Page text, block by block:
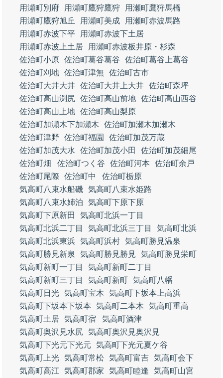
用瀬町別府
用瀬町鷹狩鷹狩
用瀬町鷹狩馬橋
用瀬町鷹狩旭丘
用瀬町美成
用瀬町赤波馬路
用瀬町赤波下平
用瀬町赤波下土居
用瀬町赤波上土居
用瀬町赤波板井原・杉森
佐治町小原 佐治町葛谷葛谷
佐治町葛谷上葛谷
佐治町刈地 佐治町津無 佐治町古市
佐治町大井大井 佐治町大井上大井 佐治町森坪
佐治町高山渕尻 佐治町高山前地 佐治町高山西谷
佐治町高山上地 佐治町高山梨原
佐治町加瀬木下加瀬木
佐治町加瀬木加瀬木
佐治町津野
佐治町福園
佐治町加茂万蔵
佐治町加茂大水
佐治町加茂小田
佐治町加茂細尾
佐治町畑
佐治町つく谷 佐治町河本
佐治町余戸
佐治町尾際
佐治町中
佐治町栃原
気高町八束水船磯 気高町八束水姫路
気高町八束水姉泊
気高町下原下原
気高町下原新田
気高町北浜一丁目
気高町北浜二丁目
気高町北浜三丁目
気高町北浜
気高町北浜東浜 気高町浜村 気高町勝見温泉
気高町勝見新泉
気高町勝見勝見
気高町勝見栄町
気高町新町一丁目
気高町新町二丁目
気高町新町三丁目
気高町新町 気高町八幡
気高町日光 気高町宝木
気高町下坂本上高浜
気高町下坂本下坂本
気高町二本木
気高町重高
気高町土居 気高町宿
気高町酒津
気高町奥沢見水尻 気高町奥沢見奥沢見
気高町下光元下光元
気高町下光元夏ケ谷
気高町上光 気高町常松 気高町富吉 気高町会下
気高町高江
気高町郡家 気高町睦逢
気高町山宮